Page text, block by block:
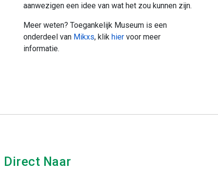
aanwezigen een idee van wat het zou kunnen zijn.
Meer weten? Toegankelijk Museum is een
onderdeel van Mikxs, klik hier voor meer
informatie.
Direct Naar